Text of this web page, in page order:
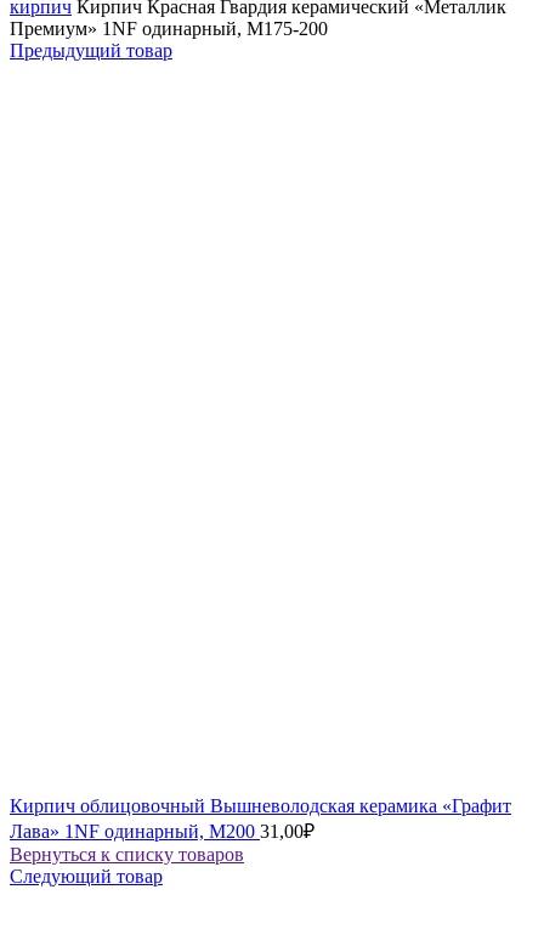
кирпич Кирпич Красная Гвардия керамический «Металлик
Премиум» 1NF одинарный, М175-200
Предыдущий товар
Кирпич облицовочный Вышневолодская керамика «Графит
Лава» 1NF одинарный, М200 31,00₽
Вернуться к списку товаров
Следующий товар